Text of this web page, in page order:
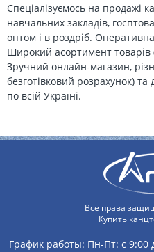
Спеціалізуємось на продажі
навчальних закладів,
оптом і в роздріб.
Широкий асортимент товарів
Зручний онлайн-магазин,
безготівковий розрахунок)
по всій Україні.
Все права
Купить
График работы: Пн-Пт: с 9:00